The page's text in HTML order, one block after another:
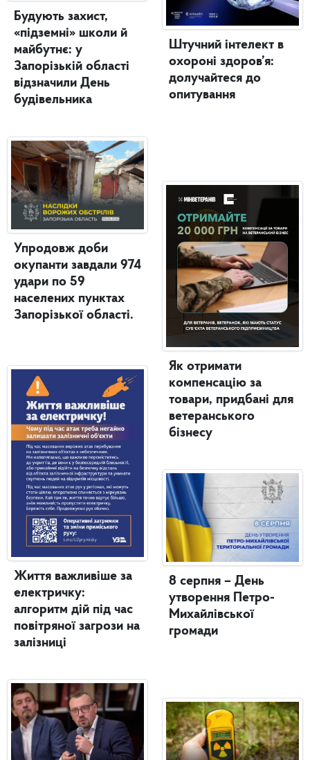
Будують захист,
«підземні» школи й
майбутнє: у
Запорізькій області
відзначили День
будівельника
Упродовж доби
окупанти завдали 974
удари по 59
населених пунктах
Запорізької області.
Життя важливіше за
електричку:
алгоритм дій під час
повітряної загрози на
залізниці
Штучний інтелект в
охороні здоров’я:
долучайтеся до
опитування
Як отримати
компенсацію за
товари, придбані для
ветеранського
бізнесу
8 серпня – День
утворення Петро-
Михайлівської
громади